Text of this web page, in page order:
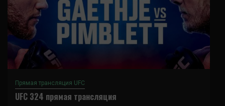
Прямая трансляция UFC
UFC 324 прямая трансляция